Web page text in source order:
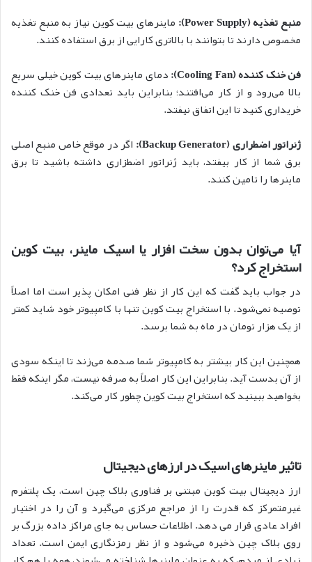
منبع تغذیه(Power Supply)
: ماینرهای بیت کوین نیاز به منبع تغذیه
مخصوص دارند تا بتوانند با بالاتری کارایی از برق استفاده کنند.
فن خنک کننده(Cooling Fan)
:دمای ماینرهای بیت کوین خیلی سریع
بالا می‌رود و از کار می‌افتند؛ بنابراین باید تعدادی فن خنک کننده
خریداری کنید تا این اتفاق نیفتد.
ژنراتور اضطراری(Backup Generator)
: اگر در موقع خاص منبع اصلی
برق شما از کار بیفتد، باید ژنراتور اضطزاری داشته باشید تا برق
ماینرها را تامین کنند.
آیا می‌توان بدون سخت افزار یا اسیک ماینر، بیت کوین
استخراج کرد؟
در جواب باید گفت که این کار از نظر فنی امکان پذیر است اما اصلاً
توصیه نمی‌شود. با استخراج بیت کوین تنها با کامپیوتر خود شاید کمتر
از یک هزار تومان در ماه به شما برسد.
همچنین این کار بیشتر به کامپیوتر شما صدمه می‌زند تا اینکه سودی
از آن بدست آید. بنابراین این کار اصلاً به صرفه نیست، مگر اینکه فقط
بخواهید ببینید که استخراج بیت کوین چطور کار می‌کند.
تاثیر ماینرهای اسیک در ارزهای دیجیتال
ارز دیجیتال بیت کوین مبتنی بر فناوری بلاک چین است، یک پلتفرم
غیرمتمرکز که قدرت را از مراجع مرکزی می‌گیرد و آن را در اختیار
افراد عادی قرار می دهد. اطلاعات حساس به جای مراکز داده بزرگ بر
روی بلاک چین ذخیره می‌شود و از نظر رمزنگاری ایمن است. تعداد